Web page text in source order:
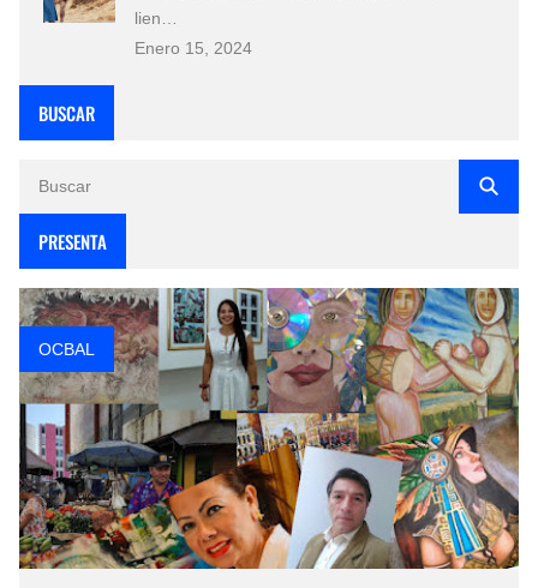
lien…
Enero 15, 2024
BUSCAR
PRESENTA
OCBAL